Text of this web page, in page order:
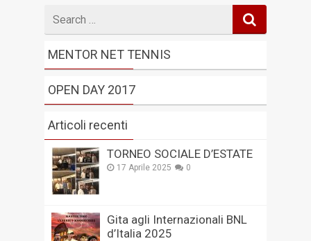
for
MENTOR NET TENNIS
OPEN DAY 2017
Articoli recenti
TORNEO SOCIALE D’ESTATE
17 Aprile 2025 0
Gita agli Internazionali BNL
d’Italia 2025